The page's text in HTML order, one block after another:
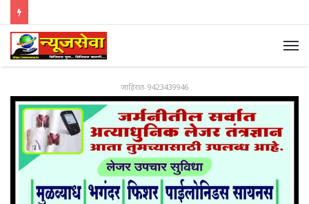
जाहिरात-9423439946